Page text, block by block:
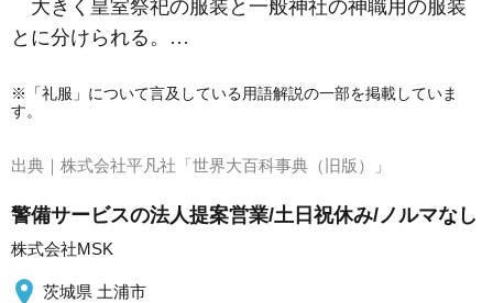
大きく皇室祭祀の服装と一般神社の神職用の服装
とに分けられる。…
※「礼服」について言及している用語解説の一部を掲載していま
す。
出典｜ 株式会社平凡社「世界大百科事典（旧版）」
警備サービスの法人提案営業/土日祝休み/ノルマなし
株式会社MSK
茨城県 土浦市